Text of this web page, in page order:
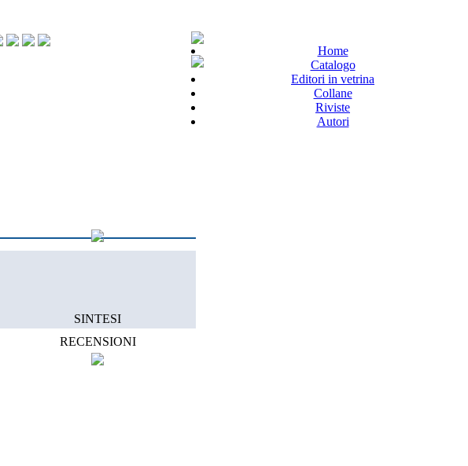
Home
Catalogo
Editori in vetrina
Collane
Riviste
Autori
SINTESI
RECENSIONI